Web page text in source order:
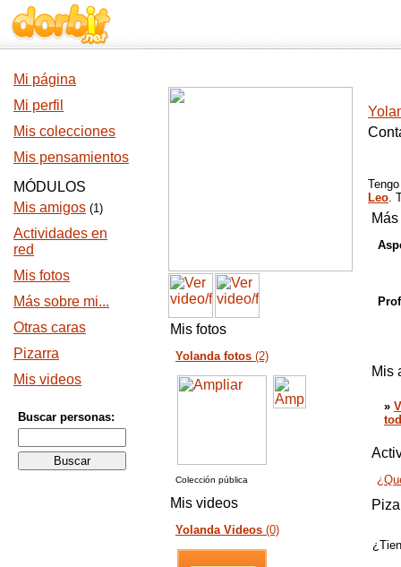
Mi página
Mi perfil
Mis colecciones
Mis pensamientos
MÓDULOS
Mis amigos (1)
Actividades en
red
Mis fotos
Más sobre mi...
Otras caras
Pizarra
Mis videos
Buscar personas:
Mis fotos
Yolanda fotos (2)
Colección pública
Mis videos
Yolanda Videos (0)
Leo.
Mis
»